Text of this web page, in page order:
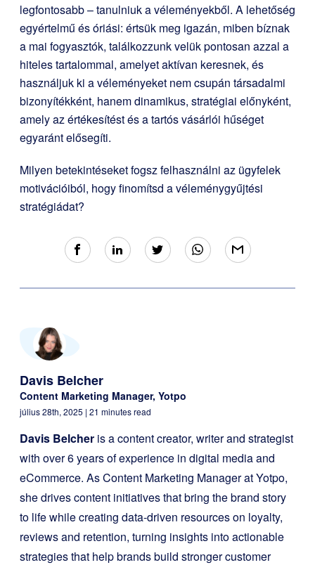
legfontosabb – tanulniuk a véleményekből. A lehetőség
egyértelmű és óriási: értsük meg igazán, miben bíznak
a mai fogyasztók, találkozzunk velük pontosan azzal a
hiteles tartalommal, amelyet aktívan keresnek, és
használjuk ki a véleményeket nem csupán társadalmi
bizonyítékként, hanem dinamikus, stratégiai előnyként,
amely az értékesítést és a tartós vásárlói hűséget
egyaránt elősegíti.
Milyen betekintéseket fogsz felhasználni az ügyfelek
motivációiból, hogy finomítsd a véleménygyűjtési
stratégiádat?
Davis Belcher
Content Marketing Manager, Yotpo
július 28th, 2025 | 21 minutes read
Davis Belcher is a content creator, writer and strategist
with over 6 years of experience in digital media and
eCommerce. As Content Marketing Manager at Yotpo,
she drives content initiatives that bring the brand story
to life while creating data-driven resources on loyalty,
reviews and retention, turning insights into actionable
strategies that help brands build stronger customer